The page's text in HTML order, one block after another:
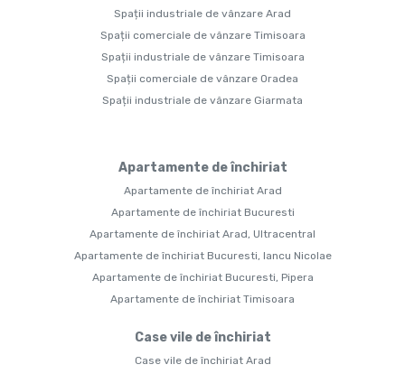
Spații industriale de vânzare Arad
Spații comerciale de vânzare Timisoara
Spații industriale de vânzare Timisoara
Spații comerciale de vânzare Oradea
Spații industriale de vânzare Giarmata
Apartamente de închiriat
Apartamente de închiriat Arad
Apartamente de închiriat Bucuresti
Apartamente de închiriat Arad, Ultracentral
Apartamente de închiriat Bucuresti, Iancu Nicolae
Apartamente de închiriat Bucuresti, Pipera
Apartamente de închiriat Timisoara
Case vile de închiriat
Case vile de închiriat Arad